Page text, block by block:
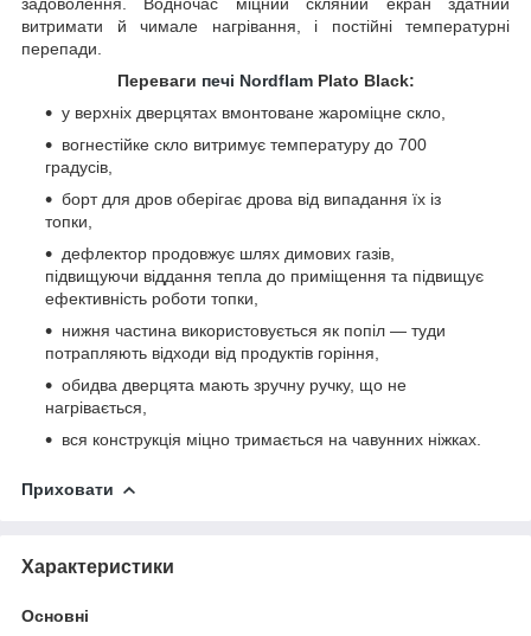
витримати й чимале нагрівання, і постійні температурні
перепади.
Переваги печі Nordflam Plato Black:
у верхніх дверцятах вмонтоване жароміцне скло,
вогнестійке скло витримує температуру до 700
градусів,
борт для дров оберігає дрова від випадання їх із
топки,
дефлектор продовжує шлях димових газів,
підвищуючи віддання тепла до приміщення та підвищує
ефективність роботи топки,
нижня частина використовується як попіл — туди
потрапляють відходи від продуктів горіння,
обидва дверцята мають зручну ручку, що не
нагрівається,
вся конструкція міцно тримається на чавунних ніжках.
Приховати
Характеристики
Основні